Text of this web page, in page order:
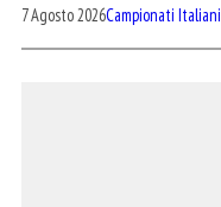
7 Agosto 2026Campionati Italiani